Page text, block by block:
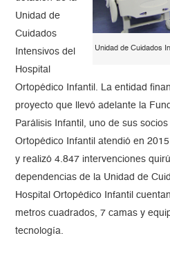
Unidad de Cuidados
Unidad de
Cuidados
Intensivos del
Hospital
Ortopédico Infantil. La entidad
proyecto que llevó adelante la
Parálisis Infantil, uno de sus
Ortopédico Infantil atendió en
y realizó 4.847 intervenciones
dependencias de la Unidad de
Hospital Ortopédico Infantil
metros cuadrados, 7 camas y
tecnología.